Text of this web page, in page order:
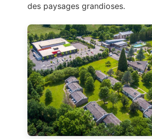
des paysages grandioses.